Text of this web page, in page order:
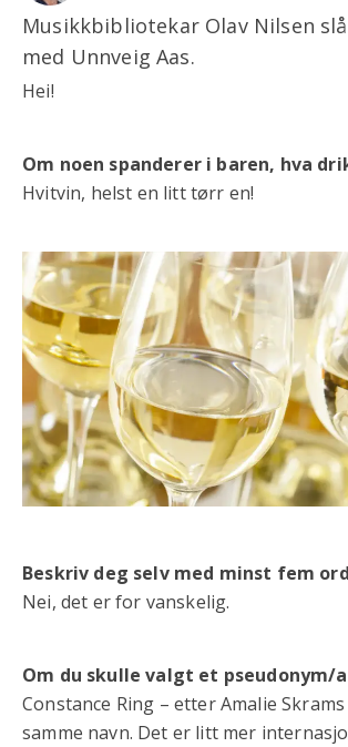
Musikkbibliotekar Olav Nilsen
med Unnveig Aas.
Hei!
Om noen spanderer i baren, hva
Hvitvin, helst en litt tørr en!
Beskriv deg selv med minst fem
Nei, det er for vanskelig.
Om du skulle valgt et pseudonym/
Constance Ring – etter Amalie
samme navn. Det er litt mer